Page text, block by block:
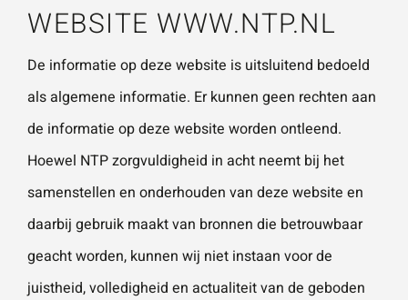
Telefoonnummer
reageren wij
sneller
contact kun
je altijd bellen
met één van
onze
WEBSITE WWW.NTP.NL
De informatie op deze website is uitsluitend bedoeld
als algemene informatie. Er kunnen geen rechten aan
de informatie op deze website worden ontleend.
Hoewel NTP zorgvuldigheid in acht neemt bij het
samenstellen en onderhouden van deze website en
daarbij gebruik maakt van bronnen die betrouwbaar
geacht worden, kunnen wij niet instaan voor de
juistheid, volledigheid en actualiteit van de geboden